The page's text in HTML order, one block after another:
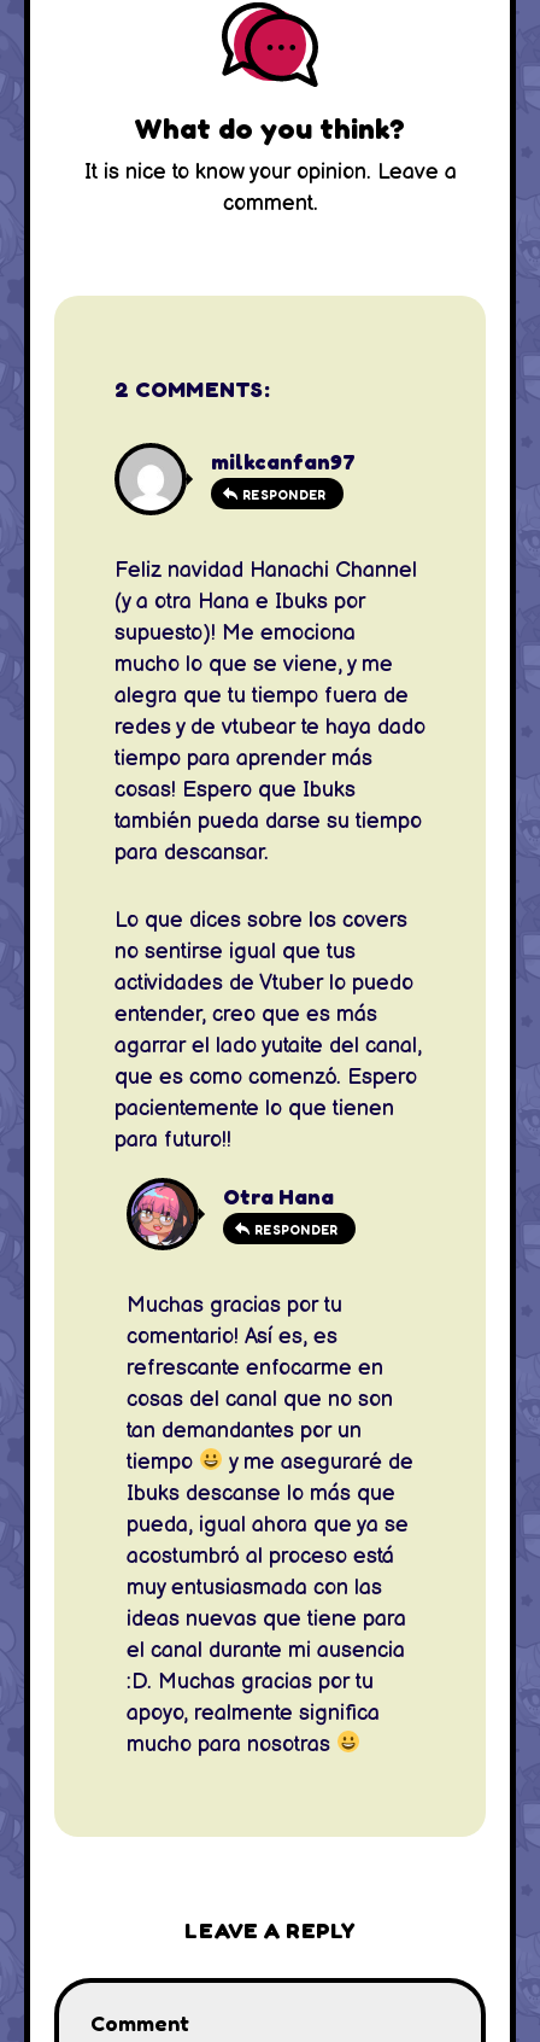
What do you think?
It is nice to know your opinion. Leave a
comment.
2 COMMENTS:
milkcanfan97
RESPONDER
Feliz navidad Hanachi Channel
(y a otra Hana e Ibuks por
supuesto)! Me emociona
mucho lo que se viene, y me
alegra que tu tiempo fuera de
redes y de vtubear te haya dado
tiempo para aprender más
cosas! Espero que Ibuks
también pueda darse su tiempo
para descansar.
Lo que dices sobre los covers
no sentirse igual que tus
actividades de Vtuber lo puedo
entender, creo que es más
agarrar el lado yutaite del canal,
que es como comenzó. Espero
pacientemente lo que tienen
para futuro!!
Otra Hana
RESPONDER
Muchas gracias por tu
comentario! Así es, es
refrescante enfocarme en
cosas del canal que no son
tan demandantes por un
tiempo
y me aseguraré de
Ibuks descanse lo más que
pueda, igual ahora que ya se
acostumbró al proceso está
muy entusiasmada con las
ideas nuevas que tiene para
el canal durante mi ausencia
:D. Muchas gracias por tu
apoyo, realmente significa
mucho para nosotras
LEAVE A REPLY